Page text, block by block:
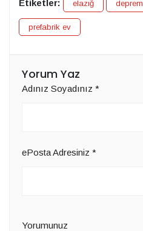
Etiketler: elazığ deprem
prefabrik ev
Yorum Yaz
Adınız Soyadınız *
ePosta Adresiniz *
Yorumunuz